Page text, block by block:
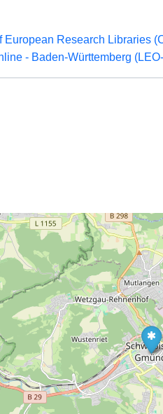
European Research Libraries
- Baden-Württemberg